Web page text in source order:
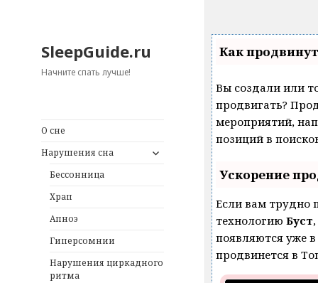
SleepGuide.ru
Начните спать лучше!
О сне
Нарушения сна
expand
Бессонница
Храп
Апноэ
Гиперсомнии
Нарушения циркадного
ритма
Как
Вы создали или
продвигать?
мероприятий,
позиций в
Ускорение
Если вам трудно
технологиюБуст
появляются уже
продвинется в